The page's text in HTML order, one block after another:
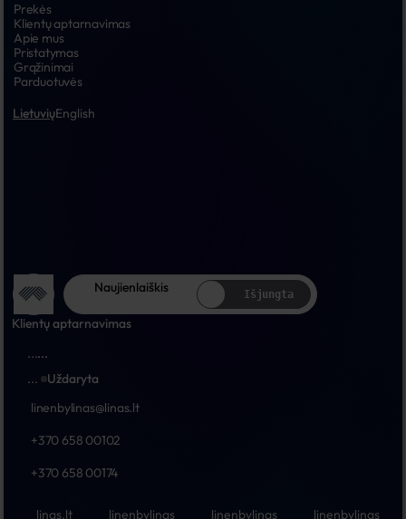
Prekės
Klientų aptarnavimas
Apie mus
Pristatymas
Grąžinimai
Parduotuvės
LietuviųEnglish
Naujienlaiškis Išjungta
Klientų aptarnavimas
......
...
Uždaryta
linenbylinas@linas.lt
+370 658 00102
+370 658 00174
linas.lt linenbylinas linenbylinas linenbylinas